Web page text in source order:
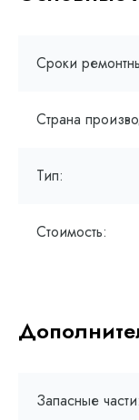
Сроки
Страна
Тип:
Стоимость:
Запасные части: